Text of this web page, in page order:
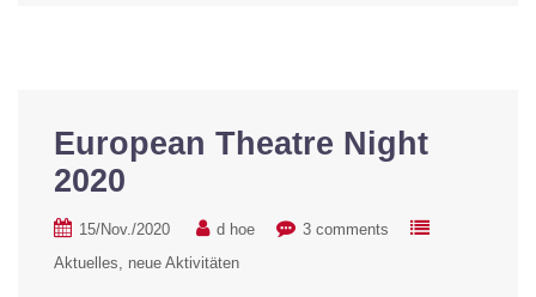
European Theatre Night
2020
15/Nov./2020 d hoe
3 comments
Aktuelles
neue Aktivitäten